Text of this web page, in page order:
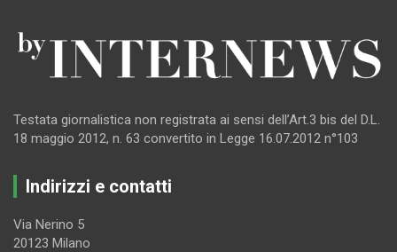
Testata giornalistica non registrata ai sensi dell’Art.3 bis del D.L.
18 maggio 2012, n. 63 convertito in Legge 16.07.2012 n°103
Indirizzi e contatti
Via Nerino 5
20123 Milano